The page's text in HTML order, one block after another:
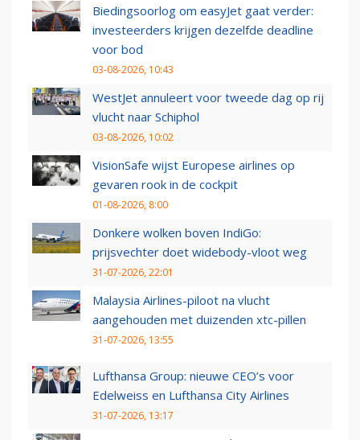
Biedingsoorlog om easyJet gaat verder:
investeerders krijgen dezelfde deadline
voor bod
03-08-2026, 10:43
WestJet annuleert voor tweede dag op rij
vlucht naar Schiphol
03-08-2026, 10:02
VisionSafe wijst Europese airlines op
gevaren rook in de cockpit
01-08-2026, 8:00
Donkere wolken boven IndiGo:
prijsvechter doet widebody-vloot weg
31-07-2026, 22:01
Malaysia Airlines-piloot na vlucht
aangehouden met duizenden xtc-pillen
31-07-2026, 13:55
Lufthansa Group: nieuwe CEO’s voor
Edelweiss en Lufthansa City Airlines
31-07-2026, 13:17